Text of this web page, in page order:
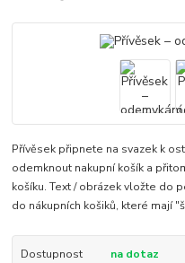
Přívěsek připnete na svazek k
odemknout nakupní košík a
košíku. Text / obrázek vložte do
do nákupních košiků, které mají
Dostupnost
na dotaz